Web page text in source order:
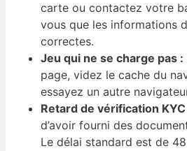
carte ou contactez votre
vous que les informations
correctes.
Jeu qui ne se charge pas :
page, videz le cache du
essayez un autre
Retard de vérification KYC
d’avoir fourni des
Le délai standard est de